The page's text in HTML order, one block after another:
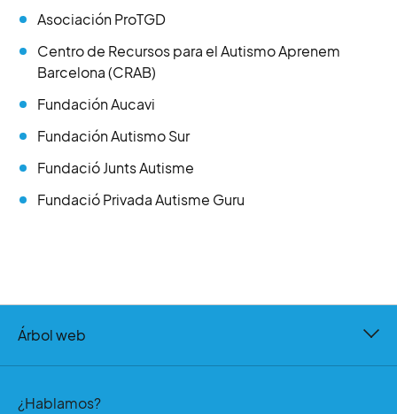
Asociación ProTGD
Centro de Recursos para el Autismo Aprenem
Barcelona (CRAB)
Fundación Aucavi
Fundación Autismo Sur
Fundació Junts Autisme
Fundació Privada Autisme Guru
Árbol web
¿Hablamos?